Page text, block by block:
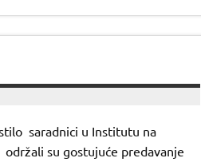
saradnici u Institutu na
su gostujuće predavanje